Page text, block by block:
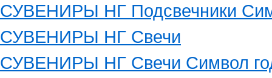
СУВЕНИРЫ НГ Подсвечники
СУВЕНИРЫ НГ Свечи
СУВЕНИРЫ НГ Свечи Символ